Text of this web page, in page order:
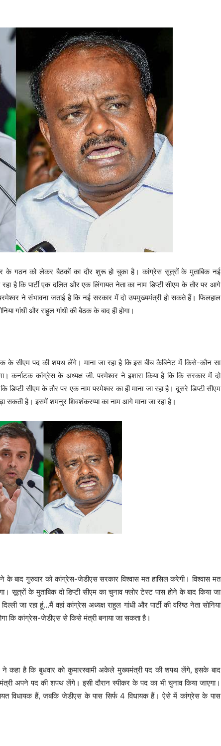
के गठन को लेकर बैठकों का दौर शुरू हो चुका है। कांग्रेस सूत्रों के मुताबिक नई
है कि पार्टी एक दलित और एक लिंगायत नेता का नाम डिप्टी सीएम के तौर पर आगे
ने संभावना जताई है कि नई सरकार में दो उपमुख्यमंत्री हो सकते हैं। फिलहाल
गांधी और राहुल गांधी की बैठक के बाद ही होगा।
के सीएम पद की शपथ लेंगे। माना जा रहा है कि इस बीच कैबिनेट में किसे-कौन सा
कर्नाटक कांग्रेस के अध्यक्ष जी. परमेश्वर ने इशारा किया है कि कि सरकार में दो
सीएम के तौर पर एक नाम परमेश्वर का ही माना जा रहा है। दूसरे डिप्टी सीएम
सकती है। इसमें शमनुर शिवशंकरप्पा का नाम आगे माना जा रहा है।
बाद गुरुवार को कांग्रेस-जेडीएस सरकार विश्वास मत हासिल करेगी। विश्वास मत
सूत्रों के मुताबिक दो डिप्टी सीएम का चुनाव फ्लोर टेस्ट पास होने के बाद किया जा
जा रहा हूं…मैं वहां कांग्रेस अध्यक्ष राहुल गांधी और पार्टी की वरिष्ठ नेता सोनिया
कि कांग्रेस-जेडीएस से किसे मंत्री बनाया जा सकता है।
कहा है कि बुधवार को कुमारस्वामी अकेले मुख्यमंत्री पद की शपथ लेंगे, इसके बाद
अपने पद की शपथ लेंगे। इसी दौरान स्पीकर के पद का भी चुनाव किया जाएगा।
विधायक हैं, जबकि जेडीएस के पास सिर्फ 4 विधायक हैं। ऐसे में कांग्रेस के पास